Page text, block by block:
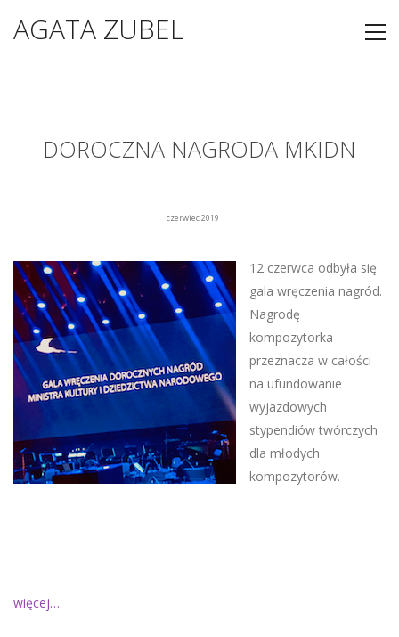
AGATA ZUBEL
DOROCZNA NAGRODA MKIDN
czerwiec 2019
12 czerwca odbyła się
gala wręczenia nagród.
Nagrodę
kompozytorka
przeznacza w całości
na ufundowanie
wyjazdowych
stypendiów twórczych
dla młodych
kompozytorów.
więcej…